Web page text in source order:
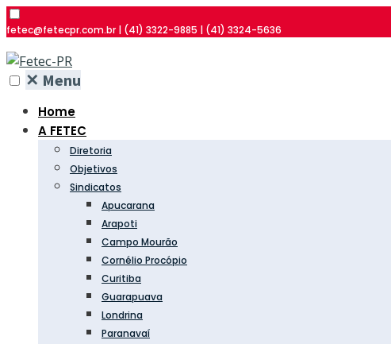
fetec@fetecpr.com.br | (41) 3322-9885 | (41) 3324-5636
✕ Menu
Home
A FETEC
Diretoria
Objetivos
Sindicatos
Apucarana
Arapoti
Campo Mourão
Cornélio Procópio
Curitiba
Guarapuava
Londrina
Paranavaí